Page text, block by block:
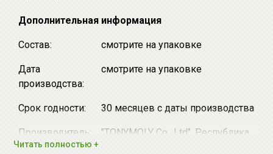
крема входит эластин, витамины, аминокислоты,
восстановить поврежденную кожу рук.
Основная напрвленность крема:
♦ Борьба с морщинами и процессами старения кожи.
♦ Осветление и выравнивание тона кожи.
♦ Увлажнение кожи.
Способ применения: Используйте крем утром и
вечером после мытья рук. Выдавите необходимое
Дополнительная информация
Состав: смотрите на упаковке
Дата
производства:
смотрите на упаковке
Срок годности: 30 месяцев с даты производства
Производитель:
"TONYMOLY Co., Ltd", Республика
Читать полностью +